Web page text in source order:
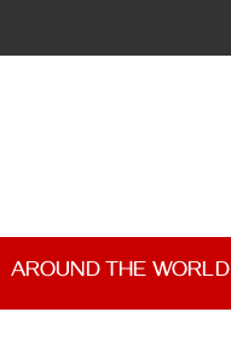
AROUND THE WORLD